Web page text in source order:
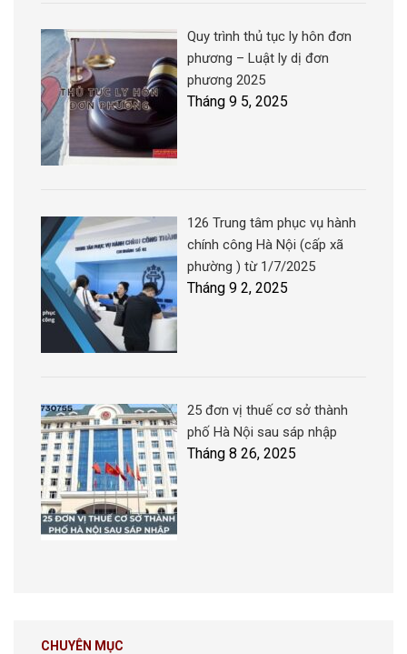
Quy trình thủ tục ly hôn đơn
phương – Luật ly dị đơn
phương 2025
Tháng 9 5, 2025
126 Trung tâm phục vụ hành
chính công Hà Nội (cấp xã
phường ) từ 1/7/2025
Tháng 9 2, 2025
25 đơn vị thuế cơ sở thành
phố Hà Nội sau sáp nhập
Tháng 8 26, 2025
CHUYÊN MỤC